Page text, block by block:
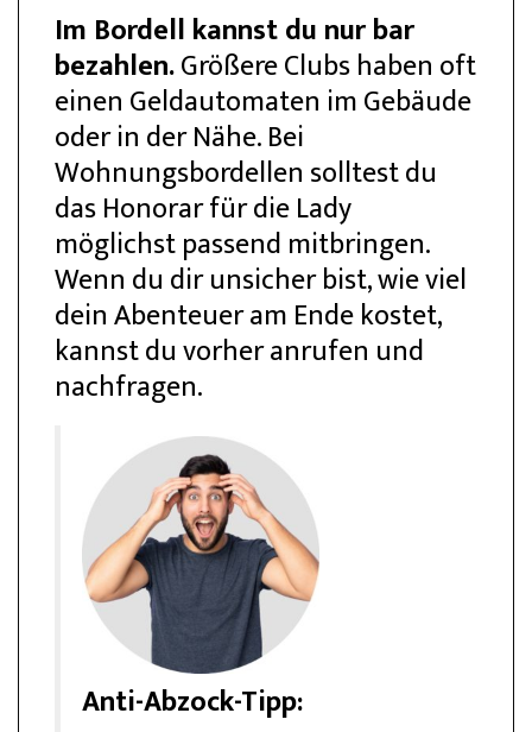
Im Bordell kannst du nur bar
bezahlen.Größere Clubs haben oft
einen Geldautomaten im Gebäude
oder in der Nähe. Bei
Wohnungsbordellen solltest du
das Honorar für die Lady
möglichst passend mitbringen.
Wenn du dir unsicher bist, wie viel
dein Abenteuer am Ende kostet,
kannst du vorher anrufen und
nachfragen.
Anti-Abzock-Tipp: